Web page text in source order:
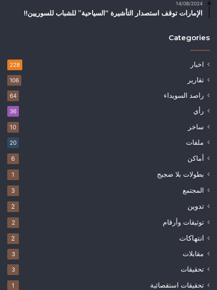
14/08/2024
الإمارات توقف استصدار التأشيرة “السياحية” للشباب للسوريين!!
Categories
اخبار 228
تقارير 106
راصد السويداء 64
رأي 36
ساخر 10
ملفات 20
أماكن 6
بطولات بلا ضجيج 1
المجتمع 3
تدوين 2
توثيقات وأرقام 2
انتهاكات 2
مقابلات 3
تحقيقات 3
تحقيقات استقصائية 1